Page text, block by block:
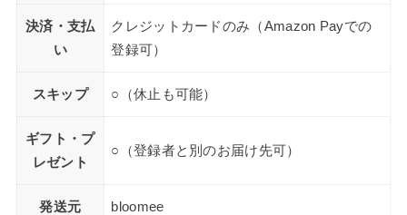
決済・支払
い
クレジットカードのみ（Amazon Payでの
登録可）
スキップ ○（休止も可能）
ギフト・プ
レゼント
○（登録者と別のお届け先可）
発送元 bloomee